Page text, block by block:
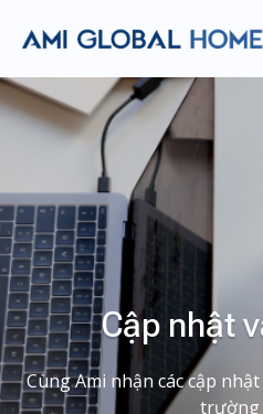
Cập nhật
Cùng Ami nhận các cập
trường